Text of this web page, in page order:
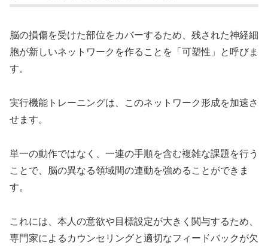
脳の損傷を受けた部位をカバーするため、残された神経細
胞が新しいネットワークを作ることを「可塑性」と呼びま
す。
実行機能トレーニングは、このネットワーク形成を加速さ
せます。
単一の動作ではなく、一連の手順を含む複雑な課題を行う
ことで、脳の異なる領域間の連動を強めることができま
す。
これには、本人の意欲や目標設定が大きく関与するため、
専門家によるカウンセリングと適切なフィードバックが欠